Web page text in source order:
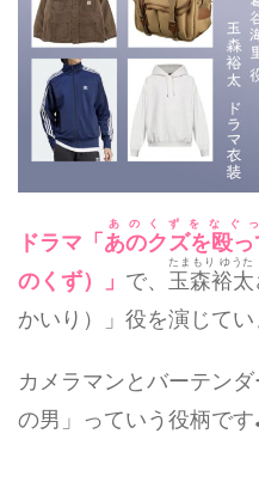
ドラマ「 あのクズを殴
あのくずをなぐ
のくず）」 で、 玉森裕太
たまもり ゆうた
かいり）」役を演じてい
カメラマンとバーテン
の男」っていう役柄で